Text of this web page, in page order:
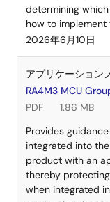
determining
how to
2026年6月10日
アプリケーション
RA4M3 MCU
PDF
1.86 MB
Provides
integrated into
product with an
thereby
when integrated